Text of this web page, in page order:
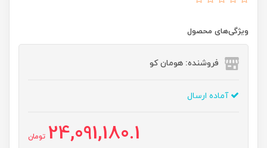
ویژگی‌های محصول
فروشنده: هومان کو
آماده ارسال
24,091,180.1 تومان